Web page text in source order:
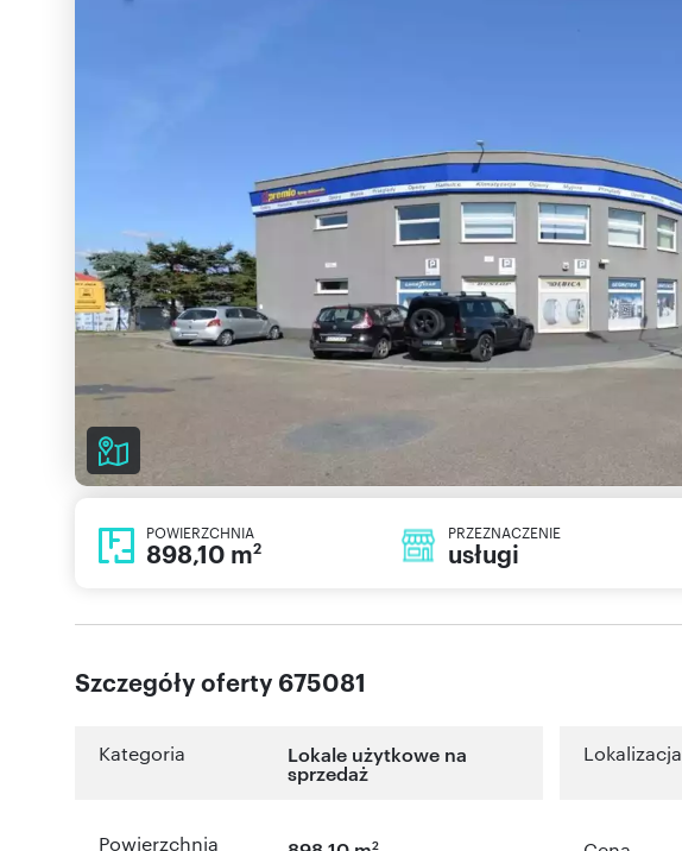
POWIERZCHNIA
898,10 m2
PRZEZNACZENIE
usługi
Szczegóły oferty 675081
Kategoria Lokale użytkowe na
sprzedaż
Lokalizacja
Powierzchnia 2